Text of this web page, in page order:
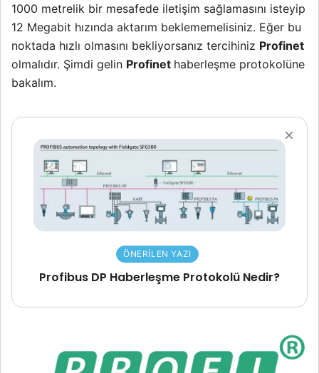
1000 metrelik bir mesafede iletişim sağlamasını isteyip
12 Megabit hızında aktarım beklememelisiniz. Eğer bu
noktada hızlı olmasını bekliyorsanız tercihiniz Profinet
olmalıdır. Şimdi gelin Profinet haberleşme protokolüne
bakalım.
ÖNERILEN YAZI
Profibus DP Haberleşme Protokolü Nedir?